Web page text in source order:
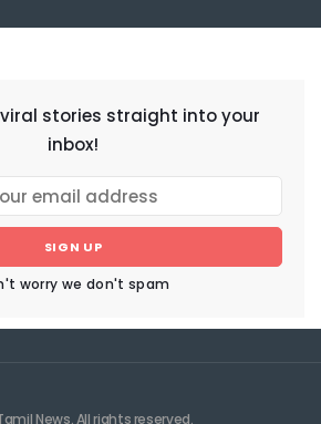
stories straight into your
inbox!
SIGN UP
worry we don't spam
News. All rights reserved.